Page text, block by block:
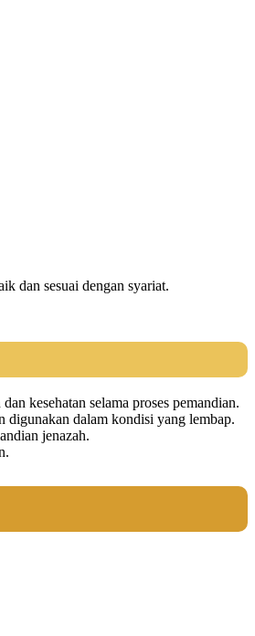
dan sesuai dengan syariat.
kesehatan selama proses pemandian.
digunakan dalam kondisi yang lembap.
jenazah.